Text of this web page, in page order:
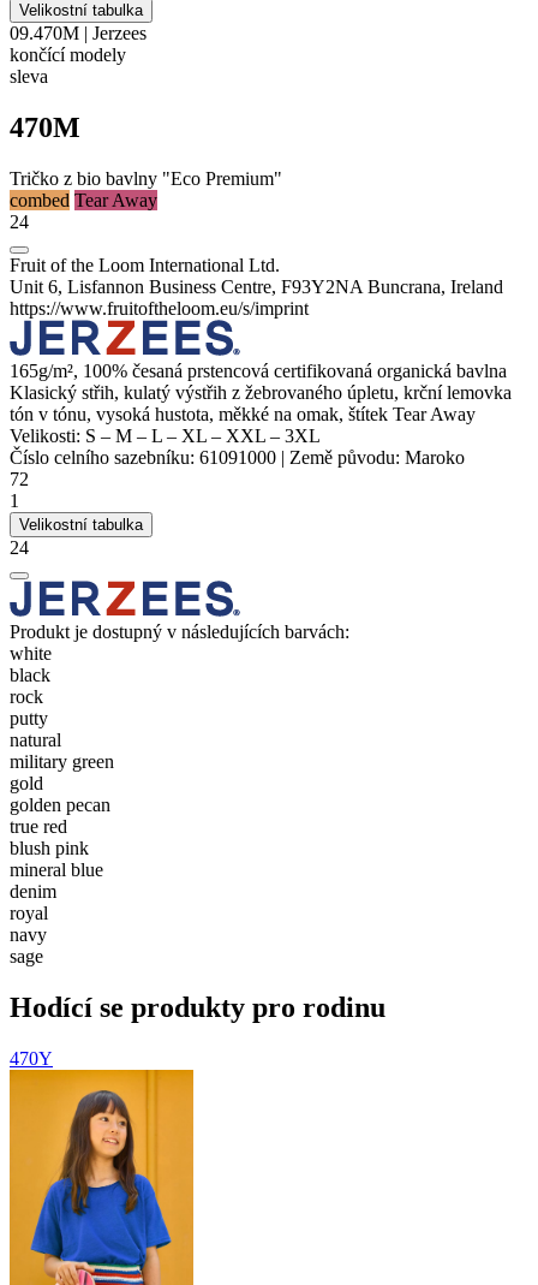
Velikostní tabulka
09.470M | Jerzees
končící modely
sleva
470M
Tričko z bio bavlny "Eco Premium"
combed Tear Away
24
Fruit of the Loom International Ltd.
Unit 6, Lisfannon Business Centre, F93Y2NA Buncrana, Ireland
https://www.fruitoftheloom.eu/s/imprint
165g/m², 100% česaná prstencová certifikovaná organická bavlna
Klasický střih, kulatý výstřih z žebrovaného úpletu, krční lemovka
tón v tónu, vysoká hustota, měkké na omak, štítek Tear Away
Velikosti: S – M – L – XL – XXL – 3XL
Číslo celního sazebníku: 61091000 | Země původu: Maroko
72
1
Velikostní tabulka
24
Produkt je dostupný v následujících barvách:
white
black
rock
putty
natural
military green
gold
golden pecan
true red
blush pink
mineral blue
denim
royal
navy
sage
Hodící se produkty pro rodinu
470Y